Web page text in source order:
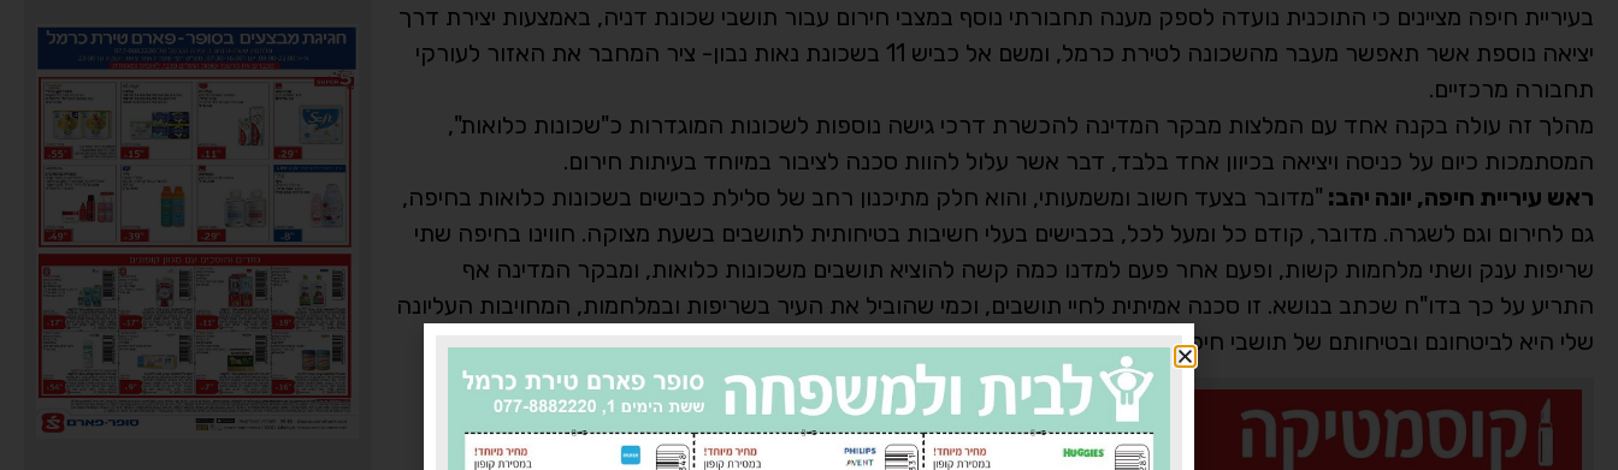
בעיריית חיפה מציינים כי התוכנית נועדה לספק מענה תחבורתי נוסף במצבי חירום עבור תושבי שכונת דניה, באמצעות יצירת דרך
יציאה נוספת אשר תאפשר מעבר מהשכונה לטירת כרמל, ומשם אל כביש 11 בשכונת נאות נבון- ציר המחבר את האזור לעורקי
תחבורה מרכזיים.
מהלך זה עולה בקנה אחד עם המלצות מבקר המדינה להכשרת דרכי גישה נוספות לשכונות המוגדרות כ"שכונות כלואות",
המסתמכות כיום על כניסה ויציאה בכיוון אחד בלבד, דבר אשר עלול להוות סכנה לציבור במיוחד בעיתות חירום.
ראש עיריית חיפה, יונה יהב: "מדובר בצעד חשוב ומשמעותי, והוא חלק מתיכנון רחב של סלילת כבישים בשכונות כלואות בחיפה,
גם לחירום וגם לשגרה. מדובר, קודם כל ומעל לכל, בכבישים בעלי חשיבות בטיחותית לתושבים בשעת מצוקה. חווינו בחיפה שתי
שריפות ענק ושתי מלחמות קשות, ופעם אחר פעם למדנו כמה קשה להוציא תושבים משכונות כלואות, ומבקר המדינה אף
התריע על כך בדו"ח שכתב בנושא. זו סכנה אמיתית לחיי תושבים, וכמי שהוביל את העיר בשריפות ובמלחמות, המחויבות העליונה
שלי היא לביטחונם ובטיחותם של תושבי חיפה".